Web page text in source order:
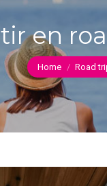
en
You are here:
Home Road